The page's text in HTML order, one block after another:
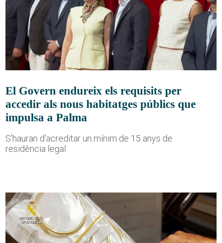
El Govern endureix els requisits per
accedir als nous habitatges públics que
impulsa a Palma
S'hauran d'acreditar un mínim de 15 anys de
residència legal